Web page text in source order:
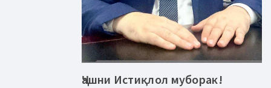
Ҷашни Истиқлол муборак!